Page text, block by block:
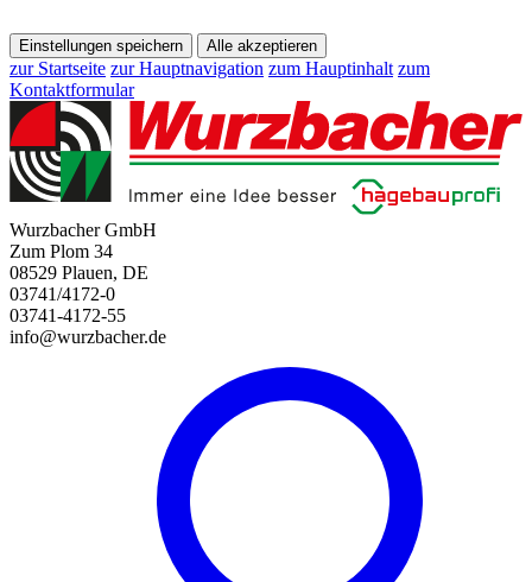
Einstellungen speichern Alle akzeptieren
zur Startseite zur Hauptnavigation zum Hauptinhalt zum
Kontaktformular
Wurzbacher GmbH
Zum Plom 34
08529 Plauen, DE
03741/4172-0
03741-4172-55
info@wurzbacher.de